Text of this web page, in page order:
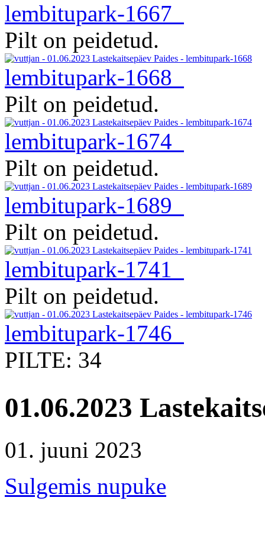
lembitupark-1667
Pilt on peidetud.
lembitupark-1668
Pilt on peidetud.
lembitupark-1674
Pilt on peidetud.
lembitupark-1689
Pilt on peidetud.
lembitupark-1741
Pilt on peidetud.
lembitupark-1746
PILTE: 34
01.06.2023
01. juuni 2023
Sulgemis nupuke